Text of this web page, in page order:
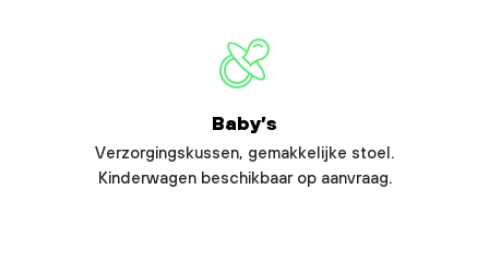
Baby’s
Verzorgingskussen, gemakkelijke stoel.
Kinderwagen beschikbaar op aanvraag.